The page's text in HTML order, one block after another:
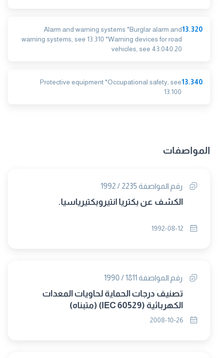
13.320
Alarm and warning systems *Burglar alarm and
warning systems, see 13.310 *Warning devices for road
vehicles, see 43.040.20
13.340
Protective equipment *Occupational safety, see
13.100
المواصفات
رقم المواصفة 2235 / 1992
الكشف عن بكتريا انتيروبكتيرياسيا.
رقم المواصفة 1811 / 1990
تصنيف درجات الحماية لحاويات المعدات
الكهربائية (IEC 60529) (متبناه)